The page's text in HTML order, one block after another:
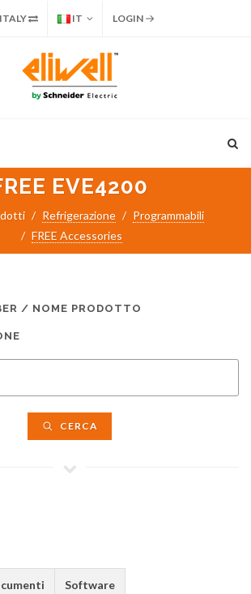
ITALY IT LOGIN
EVE4200
Refrigerazione
Programmabili
FREE Accessories
/ NOME PRODOTTO
CERCA
Software